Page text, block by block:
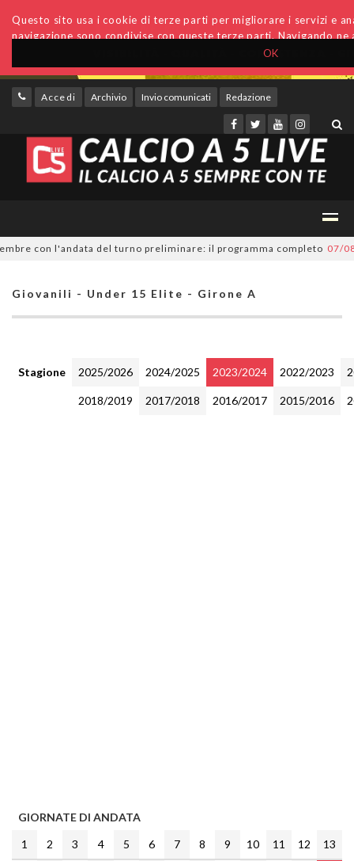
OK
Questo sito usa i cookie di terze parti per migliorare i servizi e
navigazione sono condivise con queste terze parti. Navigando
Accedi Archivio Invio comunicati Redazione
con l'andata del turno preliminare: il programma completo 07/08/
Giovanili - Under 15 Elite - Girone A
Stagione 2025/2026 2024/2025 2023/2024 2022/2023
2018/2019 2017/2018 2016/2017 2015/2016
GIORNATE DI ANDATA
1
2 3 4 5 6 7 8 9 10 11 12 13